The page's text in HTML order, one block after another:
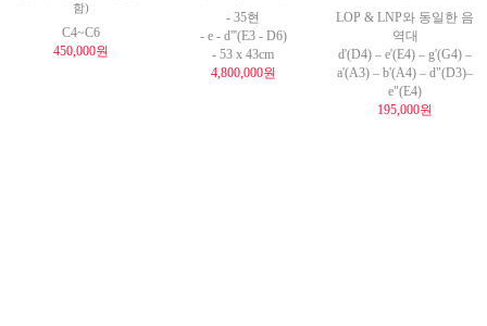
함)
C4~C6
450,000원
- 35현
- e - d'''(E3 - D6)
- 53 x 43cm
4,800,000원
LOP & LNP와 동일한 음
역대
d'(D4) – e'(E4) – g'(G4) –
a'(A3) – b'(A4) – d"(D3)–
e"(E4)
195,000원